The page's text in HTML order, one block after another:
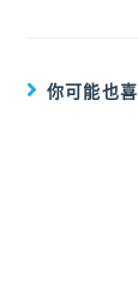
你可能也